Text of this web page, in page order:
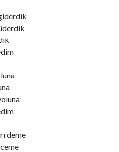
deme